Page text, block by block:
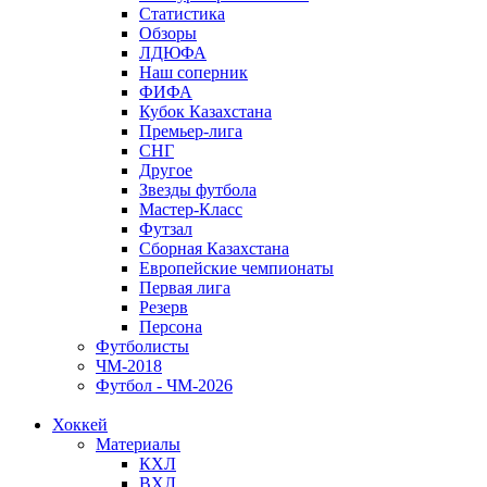
Статистика
Обзоры
ЛДЮФА
Наш соперник
ФИФА
Кубок Казахстана
Премьер-лига
СНГ
Другое
Звезды футбола
Мастер-Класс
Футзал
Сборная Казахстана
Европейские чемпионаты
Первая лига
Резерв
Персона
Футболисты
ЧМ-2018
Футбол - ЧМ-2026
Хоккей
Материалы
КХЛ
ВХЛ